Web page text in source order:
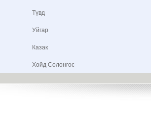
Түвд
Уйгар
Казак
Хойд Солонгос
Television. All rights reserved.